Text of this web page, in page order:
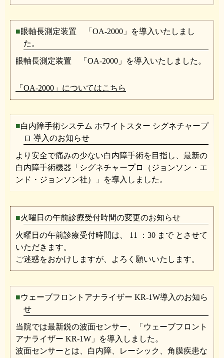
眼軸長測定装置 「OA-2000」を導入いたしまし
た。
眼軸長測定装置 「OA-2000」を導入いたしました。
「OA-2000」についてはこちら
白内障手術システム ホワイトスター シグネチャープ
ロ 導入のお知らせ
より安全で痛みの少ない白内障手術を目指し、最新の
白内障手術機器「シグネチャープロ（ジョンソン・エ
ンド・ジョンソン社）」を導入しました。
火曜日の午前診療受付時間の変更のお知らせ
火曜日の午前診療受付時間は、 11 ：30 まで とさせて
いただきます。
ご迷惑をおかけしますが、よろく願いいたします。
ウェーブフロントアナライザー KR-1W導入のお知ら
せ
当院では最新鋭の波面センサー、「ウェーブフロント
アナライザー KR-1W」を導入しました。
波面センサーとは、白内障、レーシック、角膜疾患な